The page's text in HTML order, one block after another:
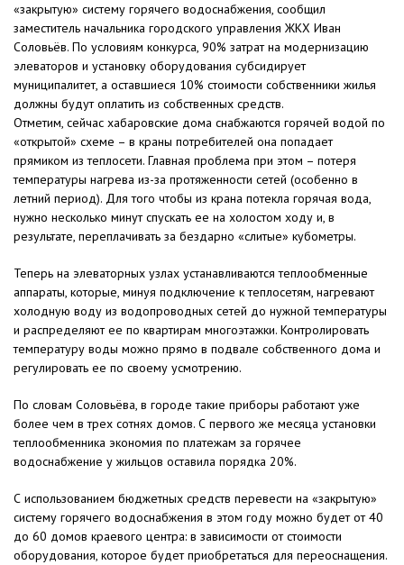
«закрытую» систему горячего водоснабжения, сообщил
заместитель начальника городского управления ЖКХ Иван
Соловьёв. По условиям конкурса, 90% затрат на модернизацию
элеваторов и установку оборудования субсидирует
муниципалитет, а оставшиеся 10% стоимости собственники жилья
должны будут оплатить из собственных средств.
Отметим, сейчас хабаровские дома снабжаются горячей водой по
«открытой» схеме – в краны потребителей она попадает
прямиком из теплосети. Главная проблема при этом – потеря
температуры нагрева из-за протяженности сетей (особенно в
летний период). Для того чтобы из крана потекла горячая вода,
нужно несколько минут спускать ее на холостом ходу и, в
результате, переплачивать за бездарно «слитые» кубометры.
Теперь на элеваторных узлах устанавливаются теплообменные
аппараты, которые, минуя подключение к теплосетям, нагревают
холодную воду из водопроводных сетей до нужной температуры
и распределяют ее по квартирам многоэтажки. Контролировать
температуру воды можно прямо в подвале собственного дома и
регулировать ее по своему усмотрению.
По словам Соловьёва, в городе такие приборы работают уже
более чем в трех сотнях домов. С первого же месяца установки
теплообменника экономия по платежам за горячее
водоснабжение у жильцов оставила порядка 20%.
С использованием бюджетных средств перевести на «закрытую»
систему горячего водоснабжения в этом году можно будет от 40
до 60 домов краевого центра: в зависимости от стоимости
оборудования, которое будет приобретаться для переоснащения.